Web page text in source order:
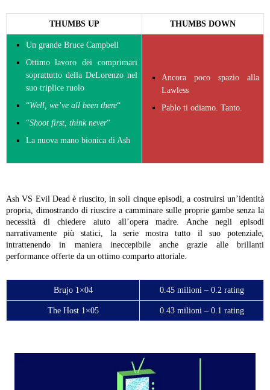
THUMBS UP THUMBS DOWN
Un grande Bruce Campbell
Ottimo lavoro dei comprimari
soprattutto della DeLorenzo nel
suo triplice ruolo
“Well, we’ve all been there“
“Shoot first, think never“
La nuova mano bionica di Ash
Ancora poco spazio alla
Lawless
Pablo ti odiamo. Tanto.
Ash VS Evil Dead è riuscito, in soli cinque episodi, a costruirsi un’identità
propria, dimostrando di riuscire a camminare sulle proprie gambe senza la
necessità di chiedere aiuto all’opera madre. Anche negli episodi
narrativamente più statici, la serie mostra tutto il suo potenziale,
intrattenendo in maniera ineccepibile anche grazie alle brillanti
performance offerte da un ottimo comparto attoriale.
Brujo 1×04 0.45 milioni – 0.2 rating
The Host 1×05 0.43 milioni – 0.1 rating